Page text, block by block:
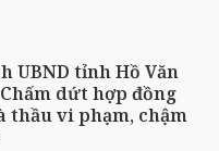
UBND tỉnh Hồ Văn
dứt hợp đồng
thầu vi phạm, chậm